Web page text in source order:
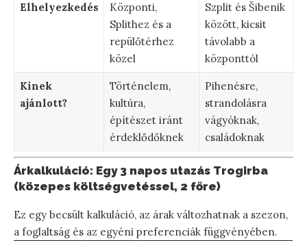
Elhelyezkedés
Központi,
Splithez és a
repülőtérhez
közel
Szplit és Šibenik
között, kicsit
távolabb a
központtól
Kinek
ajánlott?
Történelem,
kultúra,
építészet iránt
érdeklődőknek
Pihenésre,
strandolásra
vágyóknak,
családoknak
Árkalkuláció: Egy 3 napos utazás Trogirba
(közepes költségvetéssel, 2 főre)
Ez egy becsült kalkuláció, az árak változhatnak a szezon,
a foglaltság és az egyéni preferenciák függvényében.